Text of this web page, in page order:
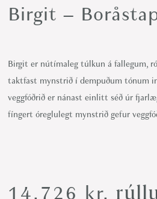
Birgit –
14.726 kr.
Birgit er nútímaleg túlkun á fallegum,
taktfast mynstrið í dempuðum tónum
veggfóðrið er nánast einlitt séð úr
fíngert óreglulegt mynstrið gefur